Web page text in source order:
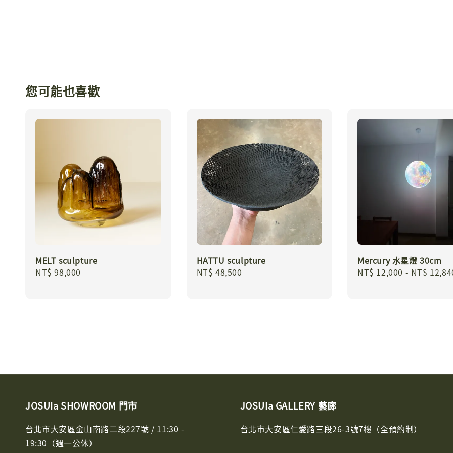
您可能也喜歡
MELT sculpture
Regular
NT$ 98,000
HATTU sculpture
Regular
NT$ 48,500
Mercury 水星燈 30cm
Regular
NT$ 12,000 - NT$
JOSUIa SHOWROOM 門市
台北市大安區金山南路二段227號 / 11:30 -
19:30（週一公休）
JOSUIa GALLERY 藝廊
台北市大安區仁愛路三段26-3號7樓（全預約制）